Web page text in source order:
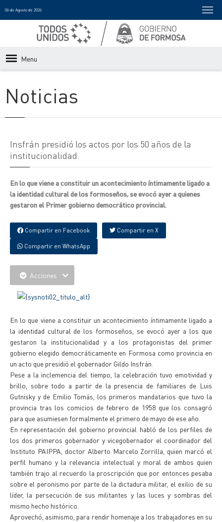
06 de Agosto de 2026
Menu
Noticias
Insfrán presidió los actos por los 50 años de la
institucionalidad.
En lo que viene a constituir un acontecimiento íntimamente ligado a
la identidad cultural de los formoseños, se evocó ayer a quienes
gestaron el Primer gobierno democrático provincial.
Compartir en Facebook Compartir en X
Compartir en WhatsApp
Acciones
En lo que viene a constituir un acontecimiento íntimamente ligado a
la identidad cultural de los formoseños, se evocó ayer a los que
gestaron la institucionalidad y a los protagonistas del primer
gobierno elegido democráticamente en Formosa como provincia en
un acto que presidió el gobernador Gildo Insfrán.
Pese a la inclemencia del tiempo, la celebración tuvo emotividad y
brillo, sobre todo a partir de la presencia de familiares de Luis
Gutnisky y de Emilio Tomás, los primeros mandatarios que tuvo la
provincia tras los comicios de febrero de 1958 que los consagró
para que asumiesen formalmente el primero de mayo de ese año.
En representación del gobierno provincial habló de los perfiles de
los dos primeros gobernador y vicegobernador el coordinador del
Instituto PAIPPA, doctor Alberto Marcelo Zorrilla, quien marcó el
perfil humano y la relevancia intelectual y moral de ambos quien
también trajo al recuerdo la proscripción que por entonces pesaba
sobre el peronismo por parte de la dictadura militar, el exilio de su
líder, la persecución de sus militantes y las luces y sombras del
mismo hecho histórico.
Aprovechó, asimismo, para rendir homenaje a los trabajadores en su